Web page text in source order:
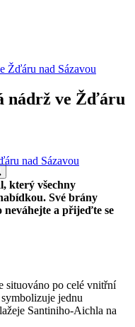
Žďáru nad Sázavou
nádrž ve Žďáru
který všechny
Své brány
neváhejte a přijeďte se
situováno po celé vnitřní
jednu
Santiniho-Aichla na